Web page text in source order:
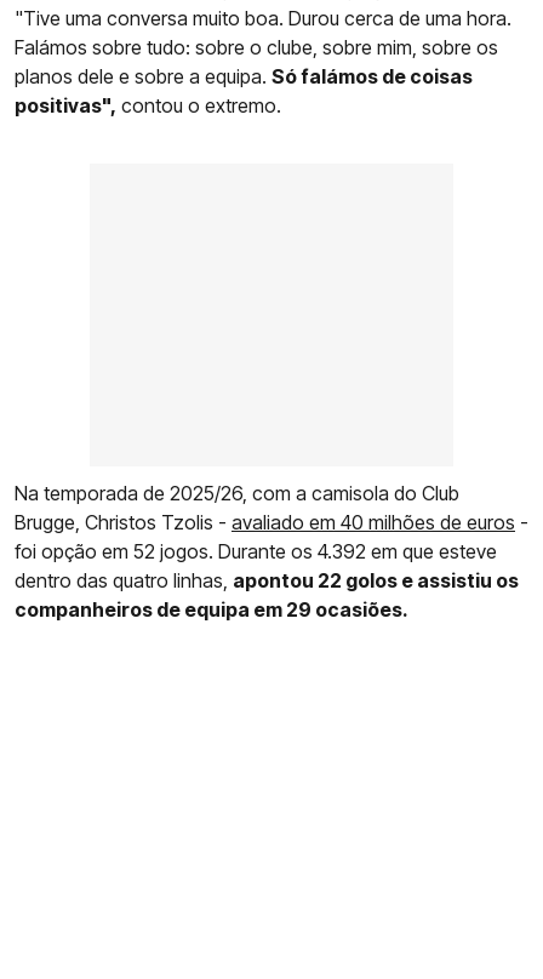
"Tive uma conversa muito boa. Durou cerca de uma hora.
Falámos sobre tudo: sobre o clube, sobre mim, sobre os
planos dele e sobre a equipa. Só falámos de coisas
positivas", contou o extremo.
Na temporada de 2025/26, com a camisola do Club
Brugge, Christos Tzolis - avaliado em 40 milhões de euros -
foi opção em 52 jogos. Durante os 4.392 em que esteve
dentro das quatro linhas, apontou 22 golos e assistiu os
companheiros de equipa em 29 ocasiões.